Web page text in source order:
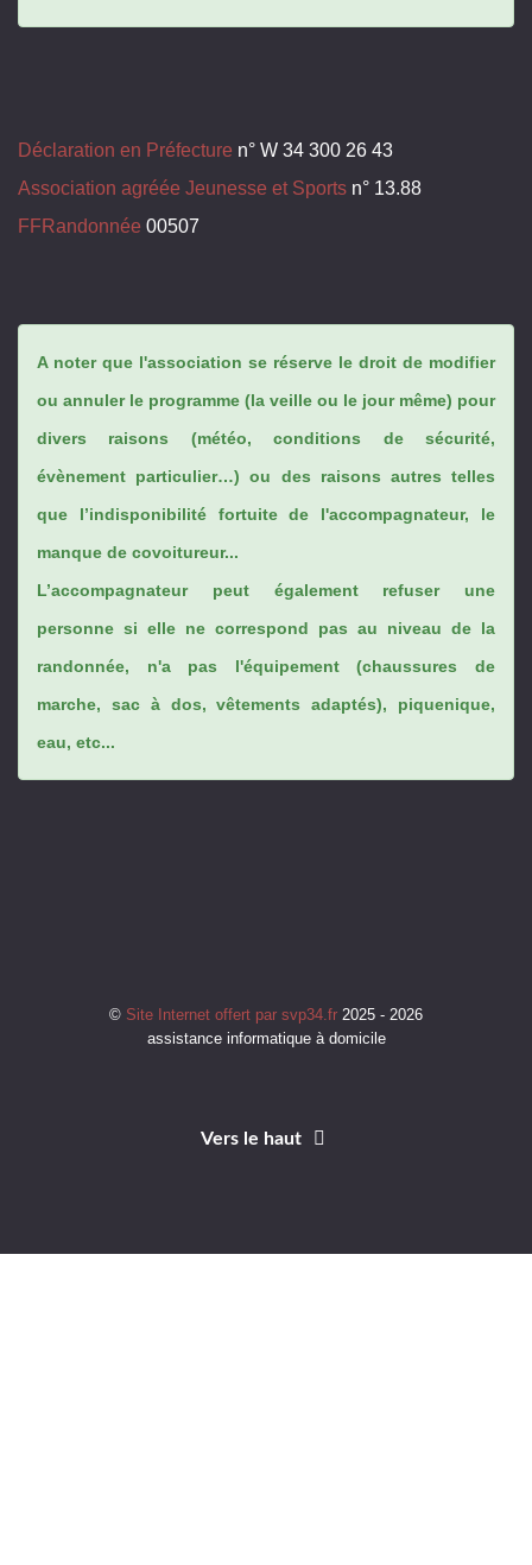
Déclaration en Préfecture n° W 34 300 26 43
Association agréée Jeunesse et Sports n° 13.88
FFRandonnée 00507
A noter que l'association se réserve le droit de modifier
ou annuler le programme (la veille ou le jour même) pour
divers raisons (météo, conditions de sécurité,
évènement particulier…) ou des raisons autres telles
que l’indisponibilité fortuite de l'accompagnateur, le
manque de covoitureur...
L’accompagnateur peut également refuser une
personne si elle ne correspond pas au niveau de la
randonnée, n'a pas l'équipement (chaussures de
marche, sac à dos, vêtements adaptés), piquenique,
eau, etc...
© Site Internet offert par svp34.fr 2025 - 2026
assistance informatique à domicile
Vers le haut